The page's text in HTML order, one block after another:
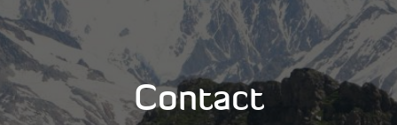
Contact